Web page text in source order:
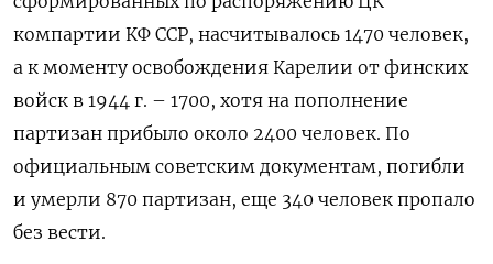
компартии КФ ССР, насчитывалось 1470 человек,
а к моменту освобождения Карелии от финских
войск в 1944 г. – 1700, хотя на пополнение
партизан прибыло около 2400 человек. По
официальным советским документам, погибли
и умерли 870 партизан, еще 340 человек пропало
без вести.